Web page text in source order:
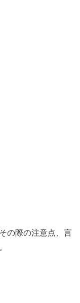
の際の注意点、言